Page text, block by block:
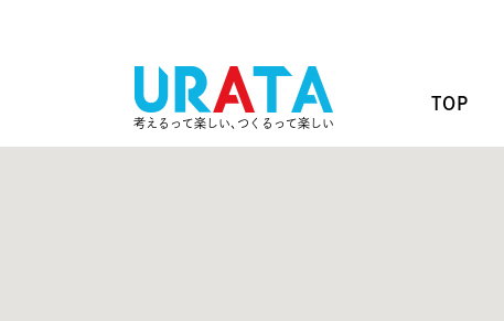
考えるって楽しい､つくるって楽しい
TOP